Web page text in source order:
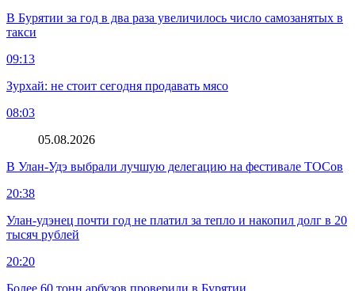
В Бурятии за год в два раза увеличилось число самозанятых в
такси
09:13
Зурхай: не стоит сегодня продавать мясо
08:03
05.08.2026
В Улан-Удэ выбрали лучшую делегацию на фестивале ТОСов
20:38
Улан-удэнец почти год не платил за тепло и накопил долг в 20
тысяч рублей
20:20
Более 60 тонн арбузов проверили в Бурятии